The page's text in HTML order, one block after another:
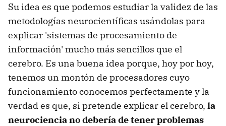
Su idea es que podemos estudiar la validez de las
metodologías neurocientíficas usándolas para
explicar 'sistemas de procesamiento de
información' mucho más sencillos que el
cerebro. Es una buena idea porque, hoy por hoy,
tenemos un montón de procesadores cuyo
funcionamiento conocemos perfectamente y la
verdad es que, si pretende explicar el cerebro, la
neurociencia no debería de tener problemas